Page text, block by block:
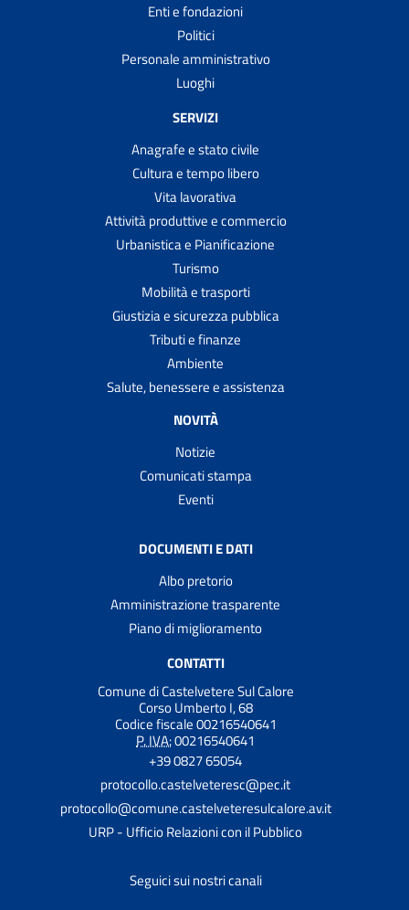
Enti e fondazioni
Politici
Personale amministrativo
Luoghi
SERVIZI
Anagrafe e stato civile
Cultura e tempo libero
Vita lavorativa
Attività produttive e commercio
Urbanistica e Pianificazione
Turismo
Mobilità e trasporti
Giustizia e sicurezza pubblica
Tributi e finanze
Ambiente
Salute, benessere e assistenza
NOVITÀ
Notizie
Comunicati stampa
Eventi
DOCUMENTI E DATI
Albo pretorio
Amministrazione trasparente
Piano di miglioramento
CONTATTI
Comune di Castelvetere Sul Calore
Corso Umberto I, 68
Codice fiscale 00216540641
P. IVA:00216540641
+39 0827 65054
protocollo.castelveteresc@pec.it
protocollo@comune.castelveteresulcalore.av.it
URP - Ufficio Relazioni con il Pubblico
Seguici sui nostri canali